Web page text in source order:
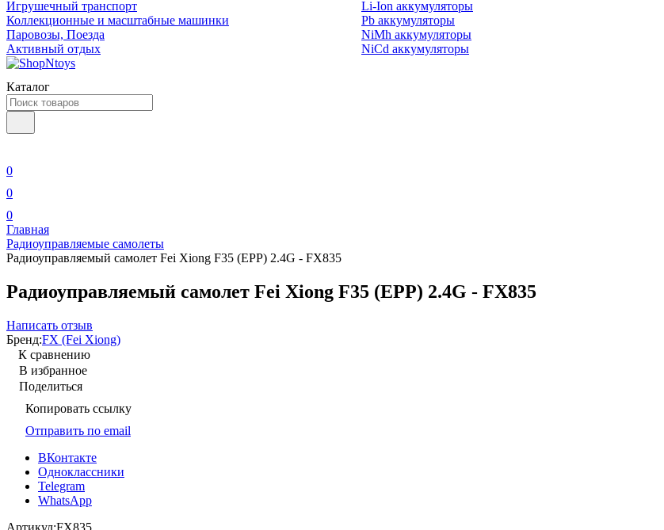
Игрушечный транспорт
Коллекционные и масштабные машинки
Паровозы, Поезда
Активный отдых
Li-Ion аккумуляторы
Pb аккумуляторы
NiMh аккумуляторы
NiCd аккумуляторы
Каталог
0
0
0
Главная
Радиоуправляемые самолеты
Радиоуправляемый самолет Fei Xiong F35 (EPP) 2.4G - FX835
Радиоуправляемый самолет Fei Xiong F35 (EPP) 2.4G - FX835
Написать отзыв
Бренд:FX (Fei Xiong)
К сравнению
В избранное
Поделиться
Копировать ссылку
Отправить по email
ВКонтакте
Одноклассники
Telegram
WhatsApp
Артикул:FX835